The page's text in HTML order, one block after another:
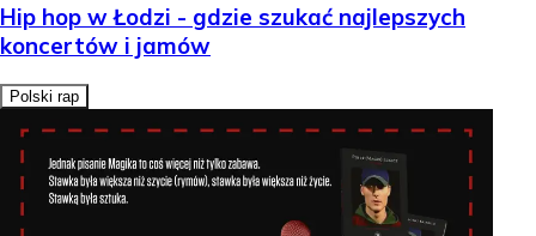
Hip hop w Łodzi - gdzie szukać najlepszych
koncertów i jamów
Polski rap